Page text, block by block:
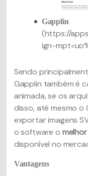
Gapplin
(https://
ign-
Sendo
Gapplin também é
animada, se os
disso, até mesmo o
exportar imagens
o software o
disponível no
Vantagens